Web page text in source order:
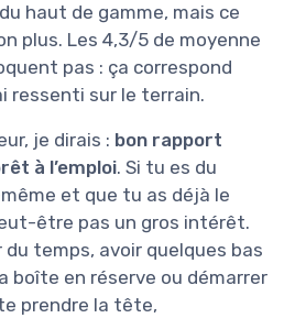
haut de gamme, mais ce
plus. Les 4,3/5 de moyenne
pas : ça correspond
ressenti sur le terrain.
je dirais : bon rapport
à l’emploi. Si tu es du
et que tu as déjà le
être pas un gros intérêt.
temps, avoir quelques bas
boîte en réserve ou démarrer
prendre la tête,